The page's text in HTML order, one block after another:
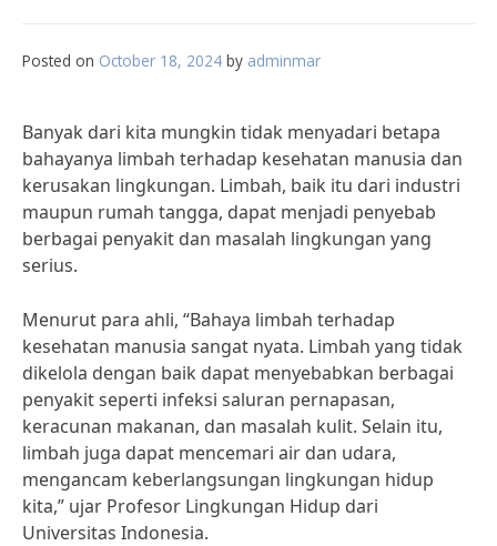
Posted on October 18, 2024 by adminmar
Banyak dari kita mungkin tidak menyadari betapa
bahayanya limbah terhadap kesehatan manusia dan
kerusakan lingkungan. Limbah, baik itu dari industri
maupun rumah tangga, dapat menjadi penyebab
berbagai penyakit dan masalah lingkungan yang
serius.
Menurut para ahli, “Bahaya limbah terhadap
kesehatan manusia sangat nyata. Limbah yang tidak
dikelola dengan baik dapat menyebabkan berbagai
penyakit seperti infeksi saluran pernapasan,
keracunan makanan, dan masalah kulit. Selain itu,
limbah juga dapat mencemari air dan udara,
mengancam keberlangsungan lingkungan hidup
kita,” ujar Profesor Lingkungan Hidup dari
Universitas Indonesia.